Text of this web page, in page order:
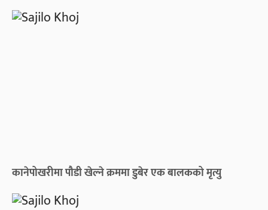
कानेपोखरीमा पौडी खेल्ने क्रममा डुबेर एक बालकको मृत्यु